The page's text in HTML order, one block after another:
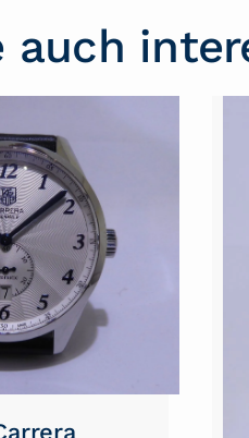
auch